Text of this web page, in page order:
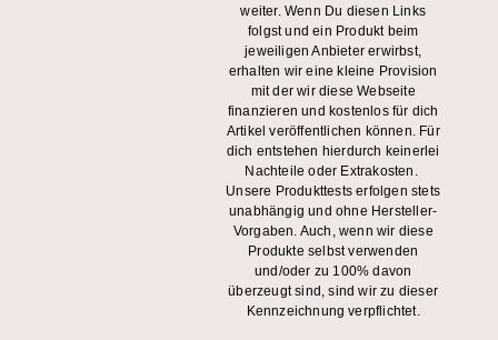
weiter. Wenn Du diesen Links
folgst und ein Produkt beim
jeweiligen Anbieter erwirbst,
erhalten wir eine kleine Provision
mit der wir diese Webseite
finanzieren und kostenlos für dich
Artikel veröffentlichen können. Für
dich entstehen hierdurch keinerlei
Nachteile oder Extrakosten.
Unsere Produkttests erfolgen stets
unabhängig und ohne Hersteller-
Vorgaben. Auch, wenn wir diese
Produkte selbst verwenden
und/oder zu 100% davon
überzeugt sind, sind wir zu dieser
Kennzeichnung verpflichtet.